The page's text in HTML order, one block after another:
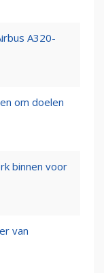
A320-
om doelen
binnen voor
van